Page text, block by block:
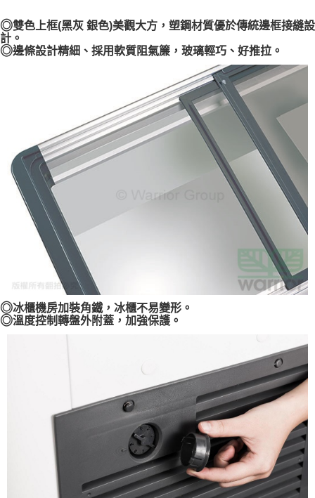
◎雙色上框(黑灰 銀色)美觀大方，塑鋼材質優於傳統邊框接縫設
計。
◎邊條設計精細、採用軟質阻氣簾，玻璃輕巧、好推拉。
◎冰櫃機房加裝角鐵，冰櫃不易變形。
◎溫度控制轉盤外附蓋，加強保護。